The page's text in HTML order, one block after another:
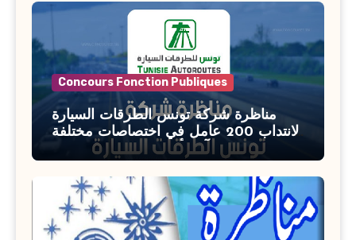
Concours Fonction Publiques
مناظرة شركة تونس الطرقات السيارة
لانتداب 200 عامل في اختصاصات مختلفة
آخر أجل : 21 جويلية 2026